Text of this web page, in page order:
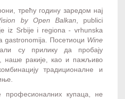
трећу годину заредом нај
by Open Balkan , publici
iz Srbije i regiona - vrhunska
gastronomija. Посетиоци Wine
су прилику да пробају
наше ракије, као и пажљиво
традиционалне и
професионалних купаца, не